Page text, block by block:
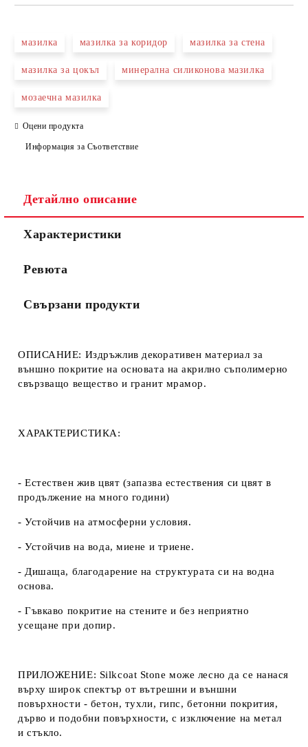
Ние ще се свържем с вас в рамките на работния ден.
мазилка мазилка за коридор мазилка за стена
мазилка за цокъл минерална силиконова мазилка
мозаечна мазилка
Оцени продукта
Информация за Съответствие
Детайлно описание
Характеристики
Ревюта
Свързани продукти
ОПИСАНИЕ: Издръжлив декоративен материал за
външно покритие на основата на акрилно съполимерно
свързващо вещество и гранит мрамор.
ХАРАКТЕРИСТИКА:
- Естествен жив цвят (запазва естествения си цвят в
продължение на много години)
- Устойчив на атмосферни условия.
- Устойчив на вода, миене и триене.
- Дишаща, благодарение на структурата си на водна
основа.
- Гъвкаво покритие на стените и без неприятно
усещане при допир.
ПРИЛОЖЕНИЕ: Silkcoat Stone може лесно да се нанася
върху широк спектър от вътрешни и външни
повърхности - бетон, тухли, гипс, бетонни покрития,
дърво и подобни повърхности, с изключение на метал
и стъкло.